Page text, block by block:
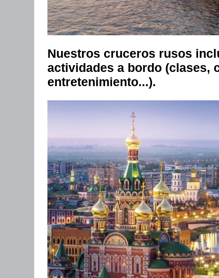
Nuestros cruceros rusos
actividades a bordo (clases,
entretenimiento...).